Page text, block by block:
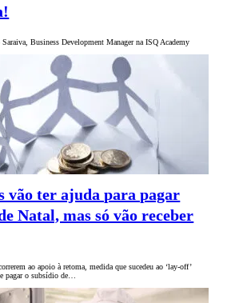
Business Development Manager na ISQ Academy
vão ter ajuda para pagar
Natal, mas só vão receber
ao apoio à retoma, medida que sucedeu ao ‘lay-off’
pagar o subsídio de…